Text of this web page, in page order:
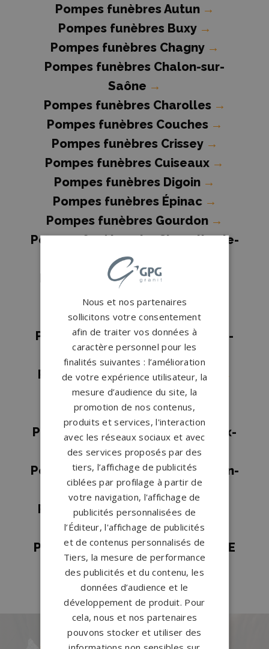
Pompes funèbres Autun →
Pompes funèbres Buxy →
Pompes funèbres Chagny →
Pompes funèbres Chalon-sur-
Saône →
Pompes funèbres Charolles →
Pompes funèbres Couches →
Pompes funèbres Crissey →
Pompes funèbres Cuiseaux →
Pompes funèbres Digoin →
Pompes funèbres Épinac →
Pompes funèbres Gourdon →
Pompes funèbres La Chapelle-de-
Guinchay
Pompes funèbres Le Creusot
Pompes funèbres Louhans
Pompes funèbres Marcigny
Pompes funèbres Montceau-les-
Mines →
Pompes funèbres Montchanin
→
Pompes funèbres Pierre-de-
Bresse →
Pompes funèbres Saint-Gengoux-
le-National→
Pompes funèbres Saint-Martin-en-
Bresse→
Pompes funèbres Saint-Rémy
Pompes funèbres Sancé→
Pompes funèbres VERDUN SUR LE
DOUBS →
Nous et nos partenaires
sollicitons votre consentement
afin de traiter vos données à
caractère personnel pour les
finalités suivantes : l’amélioration
de votre expérience utilisateur, la
mesure d’audience du site, la
promotion de nos contenus,
produits et services, l'interaction
avec les réseaux sociaux et avec
des services proposés par des
tiers, l’affichage de publicités
ciblées par profilage à partir de
votre navigation, l'affichage de
publicités personnalisées de
l’Éditeur, l'affichage de publicités
et de contenus personnalisés de
Tiers, la mesure de performance
des publicités et du contenu, les
données d’audience et le
développement de produit. Pour
cela, nous et nos partenaires
pouvons stocker et utiliser des